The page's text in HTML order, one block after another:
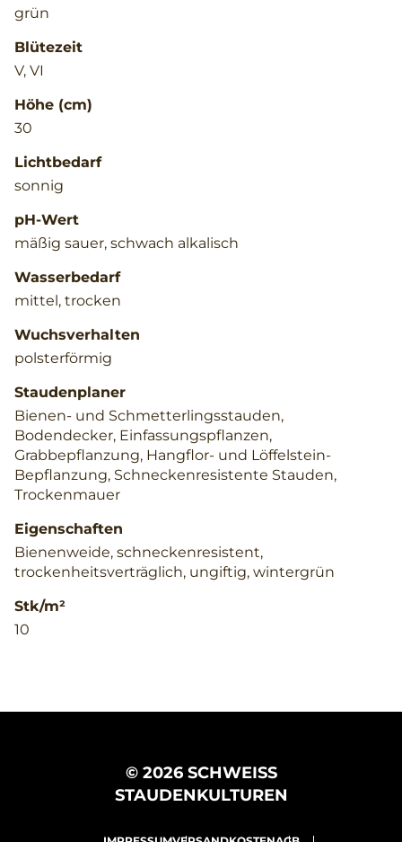
grün
Blütezeit
V, VI
Höhe (cm)
30
Lichtbedarf
sonnig
pH-Wert
mäßig sauer, schwach alkalisch
Wasserbedarf
mittel, trocken
Wuchsverhalten
polsterförmig
Staudenplaner
Bienen- und Schmetterlingsstauden,
Bodendecker, Einfassungspflanzen,
Grabbepflanzung, Hangflor- und Löffelstein-
Bepflanzung, Schneckenresistente Stauden,
Trockenmauer
Eigenschaften
Bienenweide, schneckenresistent,
trockenheitsverträglich, ungiftig, wintergrün
Stk/m²
10
© 2026 SCHWEISS
STAUDENKULTUREN